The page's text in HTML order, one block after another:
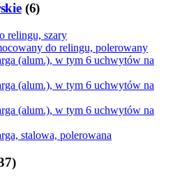
(6)
relingu, szary
do relingu, polerowany
(alum.), w tym 6 uchwytów na
(alum.), w tym 6 uchwytów na
(alum.), w tym 6 uchwytów na
stalowa, polerowana
)